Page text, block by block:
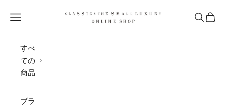
CLASSICS the Small Luxury
メニューを開く 検索を開
カー
すべ
ての
商品
ブラ